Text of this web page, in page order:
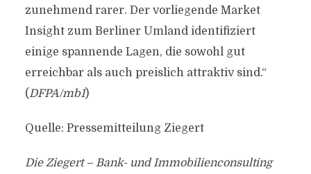
zunehmend rarer. Der vorliegende Market
Insight zum Berliner Umland identifiziert
einige spannende Lagen, die sowohl gut
erreichbar als auch preislich attraktiv sind.“
(DFPA/mb1)
Quelle: Pressemitteilung Ziegert
Die Ziegert – Bank- und Immobilienconsulting